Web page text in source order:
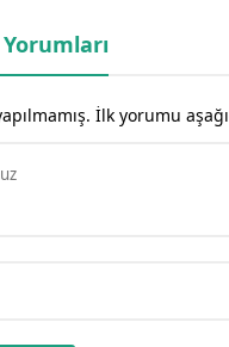
İlk yorumu